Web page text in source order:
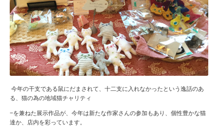
今年の干支である鼠にだまされて、十二支に入れなかったという逸話のあ
る、猫の為の地域猫チャリティ
−を兼ねた展示作品が、今年は新たな作家さんの参加もあり、個性豊かな猫
達か、店内を彩っています。